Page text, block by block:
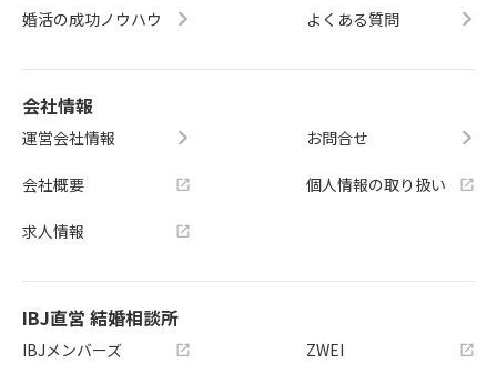
婚活の成功ノウハウ よくある質問
会社情報
運営会社情報
会社概要
求人情報
お問合せ
個人情報の取り扱い
IBJ直営 結婚相談所
IBJメンバーズ ZWEI